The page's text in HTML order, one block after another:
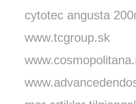
cytotec angusta
www.tcgroup.sk